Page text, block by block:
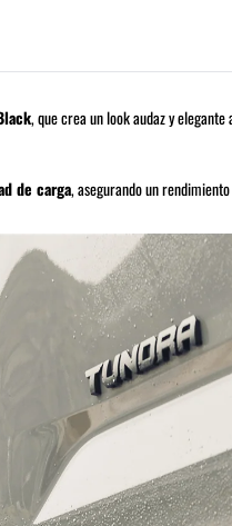
, que crea un look audaz y
de carga, asegurando un